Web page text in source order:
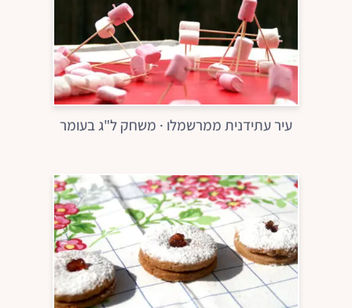
עיר עתידנית ממרשמלו · משחק ל"ג בעומר